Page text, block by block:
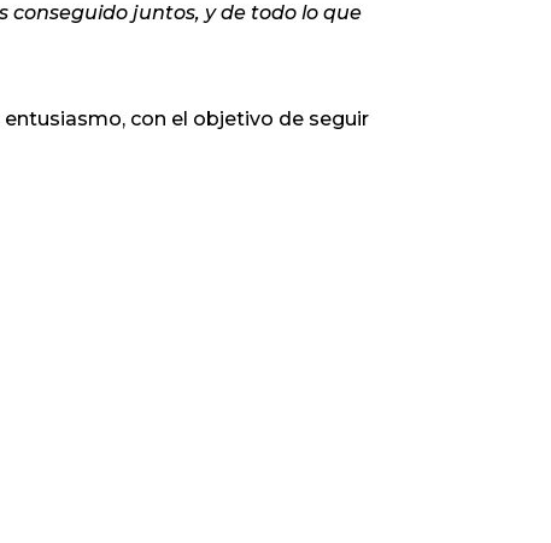
conseguido juntos, y de todo lo que
con el objetivo de seguir